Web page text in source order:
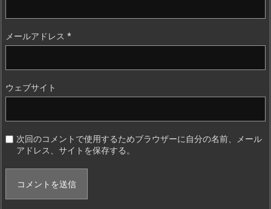
メールアドレス *
ウェブサイト
次回のコメントで使用するためブラウザーに自分の名前、メール
アドレス、サイトを保存する。